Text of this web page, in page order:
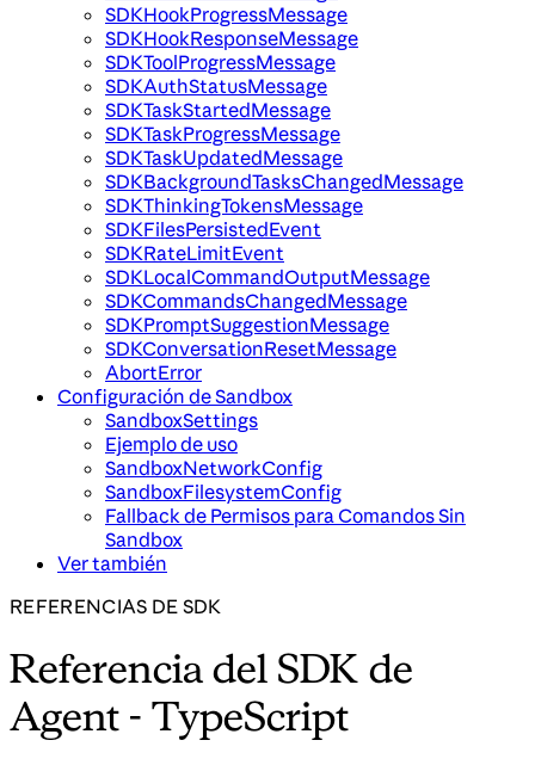
SDKHookProgressMessage
SDKHookResponseMessage
SDKToolProgressMessage
SDKAuthStatusMessage
SDKTaskStartedMessage
SDKTaskProgressMessage
SDKTaskUpdatedMessage
SDKBackgroundTasksChangedMessage
SDKThinkingTokensMessage
SDKFilesPersistedEvent
SDKRateLimitEvent
SDKLocalCommandOutputMessage
SDKCommandsChangedMessage
SDKPromptSuggestionMessage
SDKConversationResetMessage
AbortError
Configuración de Sandbox
SandboxSettings
Ejemplo de uso
SandboxNetworkConfig
SandboxFilesystemConfig
Fallback de Permisos para Comandos Sin
Sandbox
Ver también
REFERENCIAS DE SDK
Referencia del SDK de
Agent - TypeScript